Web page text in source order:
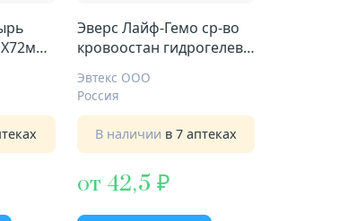
Эверс Лайф-Гемо ср-во
кровоостан гидрогелев
Эвтекс ООО
Россия
В наличии в 7 аптеках
от 42,5